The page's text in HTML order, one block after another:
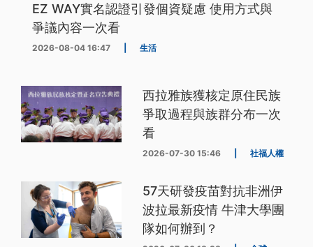
EZ WAY實名認證引發個資疑慮 使用方式與
爭議內容一次看
2026-08-04 16:47 生活
西拉雅族獲核定原住民族
爭取過程與族群分布一次
看
2026-07-30 15:46 社福人權
57天研發疫苗對抗非洲伊
波拉最新疫情 牛津大學團
隊如何辦到？